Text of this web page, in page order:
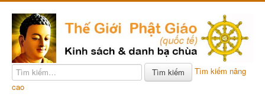
Tìm kiếm
Tìm kiếm nâng
cao